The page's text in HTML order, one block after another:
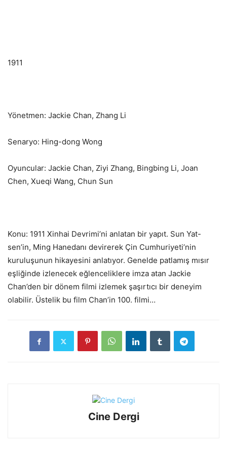
1911
Yönetmen: Jackie Chan, Zhang Li
Senaryo: Hing-dong Wong
Oyuncular: Jackie Chan, Ziyi Zhang, Bingbing Li, Joan
Chen, Xueqi Wang, Chun Sun
Konu: 1911 Xinhai Devrimi’ni anlatan bir yapıt. Sun Yat-
sen’in, Ming Hanedanı devirerek Çin Cumhuriyeti’nin
kuruluşunun hikayesini anlatıyor. Genelde patlamış mısır
eşliğinde izlenecek eğlenceliklere imza atan Jackie
Chan’den bir dönem filmi izlemek şaşırtıcı bir deneyim
olabilir. Üstelik bu film Chan’in 100. filmi…
Cine Dergi